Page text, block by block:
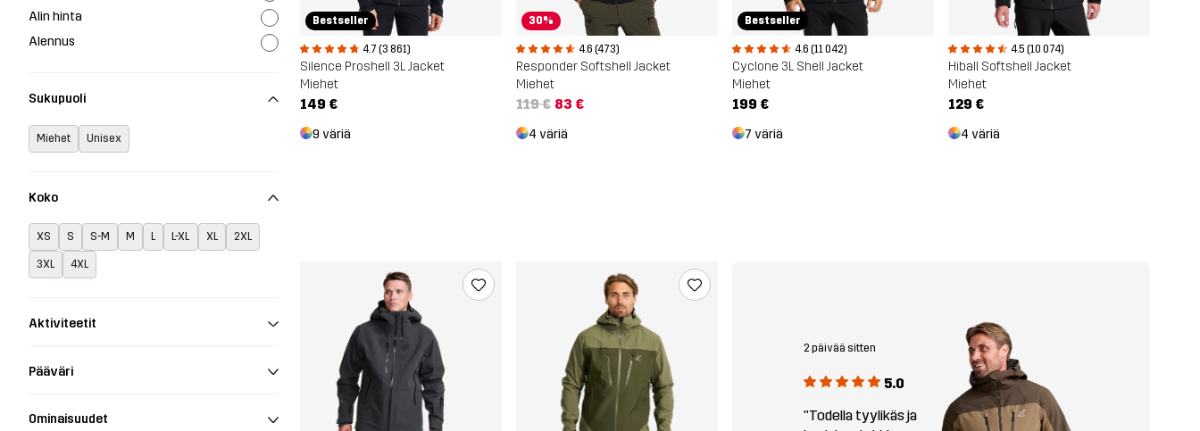
Alin hinta
Alennus
Sukupuoli
Miehet Unisex
Koko
XS S S-M M L L-XL XL 2XL
3XL 4XL
Aktiviteetit
Pääväri
Ominaisuudet
Bestseller
4.7 (3 861)
Silence Proshell 3L Jacket
Miehet
149 €
9 väriä
30%
4.6 (473)
Responder Softshell Jacket
Miehet
119 € 83 €
4 väriä
Bestseller
4.6 (11 042)
Cyclone 3L Shell Jacket
Miehet
199 €
7 väriä
4.5 (10 074)
Hiball Softshell Jacket
Miehet
129 €
4 väriä
2 päivää sitten
5.0
"Todella tyylikäs ja